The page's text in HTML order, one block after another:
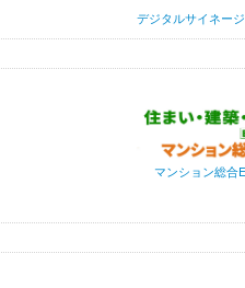
デジタルサイネー
マンション総合